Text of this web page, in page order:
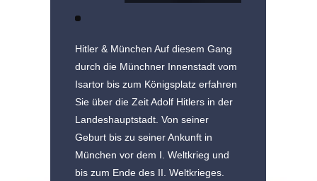
Hitler & München Auf diesem Gang
durch die Münchner Innenstadt vom
Isartor bis zum Königsplatz erfahren
Sie über die Zeit Adolf Hitlers in der
Landeshauptstadt. Von seiner
Geburt bis zu seiner Ankunft in
München vor dem I. Weltkrieg und
bis zum Ende des II. Weltkrieges.